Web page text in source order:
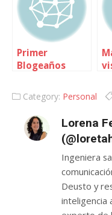
Primer
Blogeaños
Category: Personal
Lorena
Ingeniera
Deusto y
inteligencia